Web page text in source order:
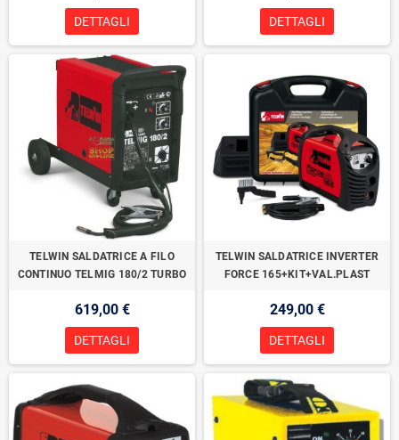
DETTAGLI DETTAGLI
TELWIN SALDATRICE A FILO
CONTINUO TELMIG 180/2 TURBO
619,00 €
DETTAGLI
TELWIN SALDATRICE INVERTER
FORCE 165+KIT+VAL.PLAST
249,00 €
DETTAGLI